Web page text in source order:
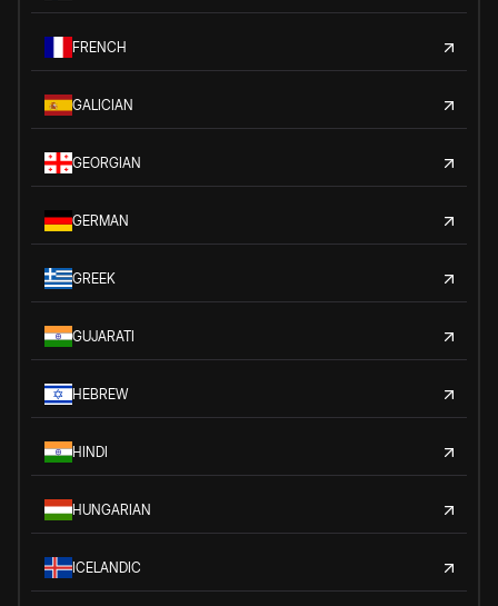
FRENCH
GALICIAN
GEORGIAN
GERMAN
GREEK
GUJARATI
HEBREW
HINDI
HUNGARIAN
ICELANDIC